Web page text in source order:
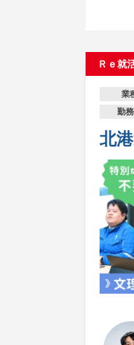
Ｒｅ就
業
勤
北